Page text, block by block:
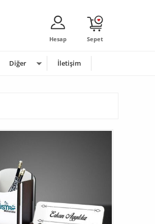
Sepet
Hesap
Diğer İletişim